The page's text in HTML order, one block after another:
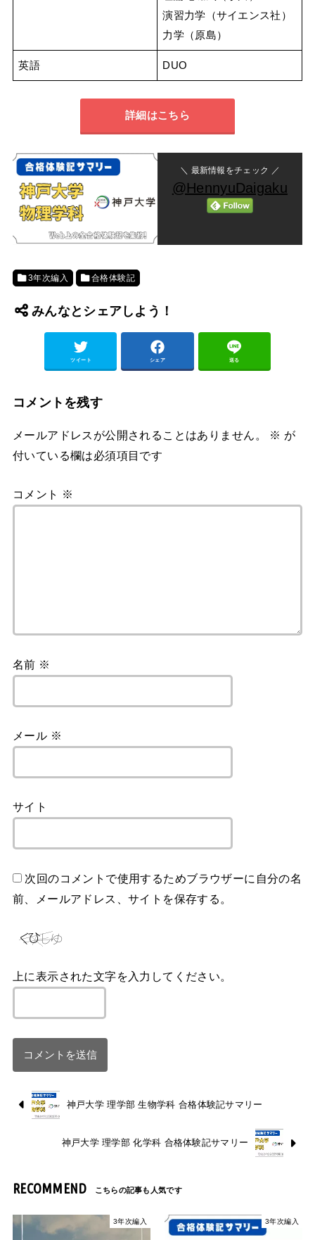
演習力学（サイエンス社）
力学（原島）
英語 DUO
詳細はこちら
＼ 最新情報をチェック ／
@HennyuDaigaku
3年次編入 合格体験記
みんなとシェアしよう！
ツイート シェア 送る
コメントを残す
メールアドレスが公開されることはありません。 ※ が
付いている欄は必須項目です
コメント ※
名前 ※
メール ※
サイト
次回のコメントで使用するためブラウザーに自分の名
前、メールアドレス、サイトを保存する。
上に表示された文字を入力してください。
神戸大学 理学部 生物学科 合格体験記サマリー
神戸大学 理学部 化学科 合格体験記サマリー
RECOMMEND
3年次編入 3年次編入